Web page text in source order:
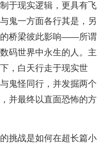
于现实逻辑，更具有飞
鬼一方面各行其是，另
的桥梁彼此影响——所谓
码世界中永生的人。主
，白天行走于现实世
鬼怪同行，并发掘两个
并最终以直面恐怖的方
挑战是如何在超长篇小